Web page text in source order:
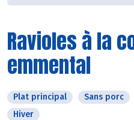
Ravioles à la
emmental
Plat principal Sans porc
Hiver